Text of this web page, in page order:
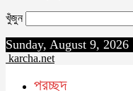
খুঁজুন
Sunday, August 9, 2026
karcha.net
প্রচ্ছদ